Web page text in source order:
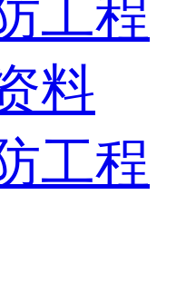
工程
料
工程